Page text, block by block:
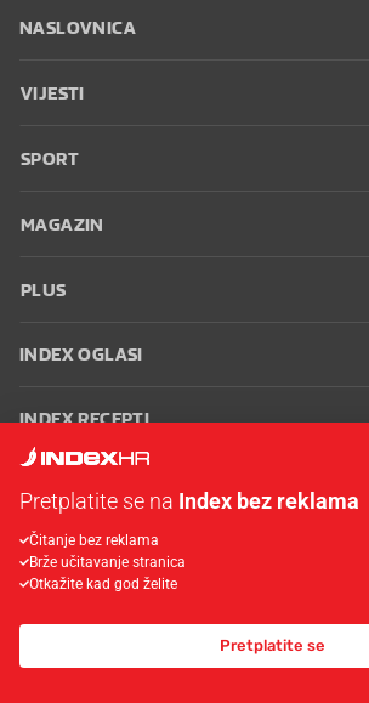
NASLOVNICA
VIJESTI
SPORT
MAGAZIN
PLUS
INDEX OGLASI
INDEX RECEPTI
Oglašavanje Zaposli se na Indexu
korištenja
Postavke kolačića
Pretplatite se na Index bez reklama
Čitanje bez reklama
Brže učitavanje stranica
Otkažite kad god želite
Pretplatite se